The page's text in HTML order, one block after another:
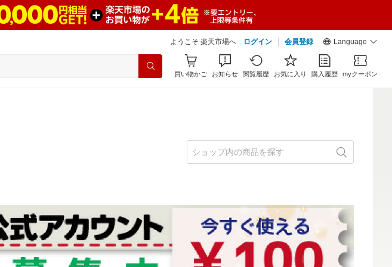
ようこそ 楽天市場へ ログイン 会員登録 Language
買い物かご お知らせ 閲覧履歴 お気に入り 購入履歴 myクーポン